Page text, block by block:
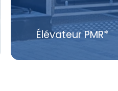
Monte-charge
Voir plus